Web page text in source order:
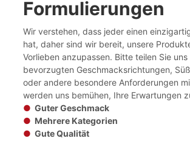
Formulierungen
Wir verstehen, dass jeder einen
hat, daher sind wir bereit, unsere
Vorlieben anzupassen. Bitte teilen Sie uns
bevorzugten Geschmacksrichtungen,
oder andere besondere Anforderungen
werden uns bemühen, Ihre Erwartungen
● Guter Geschmack
● Mehrere Kategorien
● Gute Qualität